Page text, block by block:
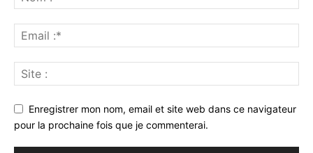
Enregistrer mon nom, email et site web dans ce navigateur
pour la prochaine fois que je commenterai.